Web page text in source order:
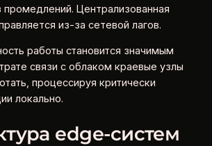
Централизованная
из-за сетевой лагов.
работы становится значимым
связи с облаком краевые узлы
процессируя критически
локально.
edge‑систем